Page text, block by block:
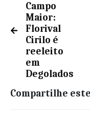
Campo
Maior:
Florival
Cirilo é
reeleito
em
Degolados
Compartilhe